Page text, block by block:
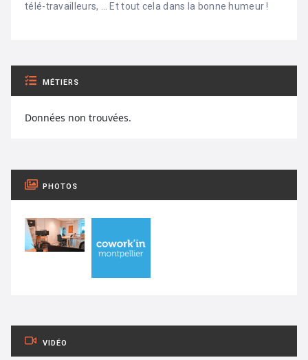
télé-travailleurs, … Et tout cela dans la bonne humeur !
MÉTIERS
Données non trouvées.
PHOTOS
VIDÉO